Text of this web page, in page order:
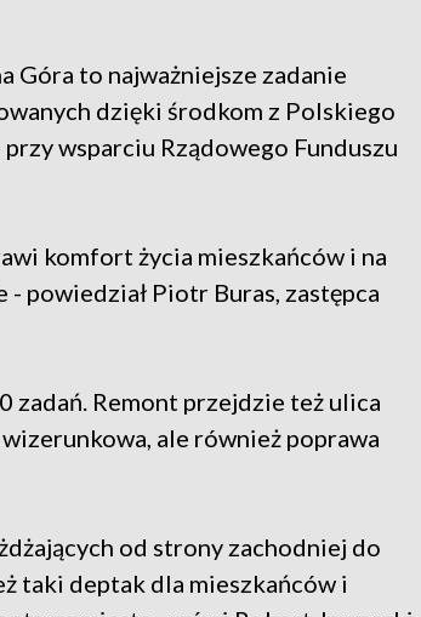
Góra to najważniejsze zadanie
dzięki środkom z Polskiego
wsparciu Rządowego Funduszu
komfort życia mieszkańców i na
powiedział Piotr Buras, zastępca
zadań. Remont przejdzie też ulica
ale również poprawa
od strony zachodniej do
taki deptak dla mieszkańców i